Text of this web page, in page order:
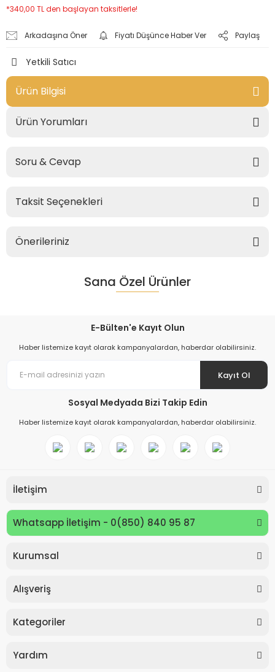
*340,00 TL den başlayan taksitlerle!
Arkadaşına Öner Fiyatı Düşünce Haber Ver Paylaş
Yetkili Satıcı
Ürün Bilgisi
Ürün Yorumları
Soru & Cevap
Taksit Seçenekleri
Önerileriniz
Sana Özel Ürünler
E-Bülten'e Kayıt Olun
Haber listemize kayıt olarak kampanyalardan, haberdar olabilirsiniz.
Kayıt Ol
Sosyal Medyada Bizi Takip Edin
Haber listemize kayıt olarak kampanyalardan, haberdar olabilirsiniz.
İletişim
Whatsapp İletişim - 0(850) 840 95 87
Kurumsal
Alışveriş
Kategoriler
Yardım